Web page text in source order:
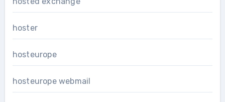
hoster
hosteurope
hosteurope webmail